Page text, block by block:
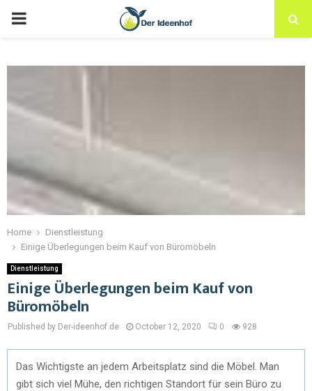
Home
Dienstleistung
Einige Überlegungen beim Kauf von Büromöbeln
Dienstleistung
Einige Überlegungen beim Kauf von
Büromöbeln
Published by Der-ideenhof.de October 12, 2020 0 928
Das Wichtigste an jedem Arbeitsplatz sind die Möbel. Man
gibt sich viel Mühe, den richtigen Standort für sein Büro zu